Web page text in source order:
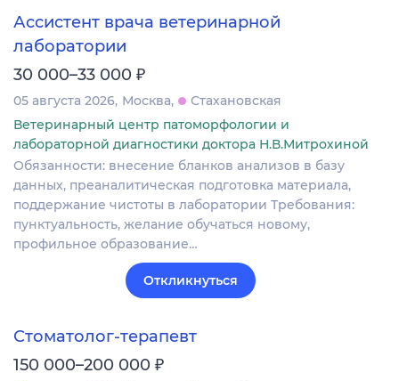
Ассистент врача ветеринарной
лаборатории
30 000–33 000 ₽
05 августа 2026 Москва
Стахановская
Ветеринарный центр патоморфологии и
лабораторной диагностики доктора Н.В.Митрохиной
Обязанности: внесение бланков анализов в базу
данных, преаналитическая подготовка материала,
поддержание чистоты в лаборатории Требования:
пунктуальность, желание обучаться новому,
профильное образование…
Откликнуться
Стоматолог-терапевт
150 000–200 000 ₽